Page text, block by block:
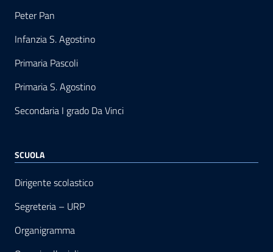
Peter Pan
Infanzia S. Agostino
Primaria Pascoli
Primaria S. Agostino
Secondaria I grado Da Vinci
SCUOLA
Dirigente scolastico
Segreteria – URP
Organigramma